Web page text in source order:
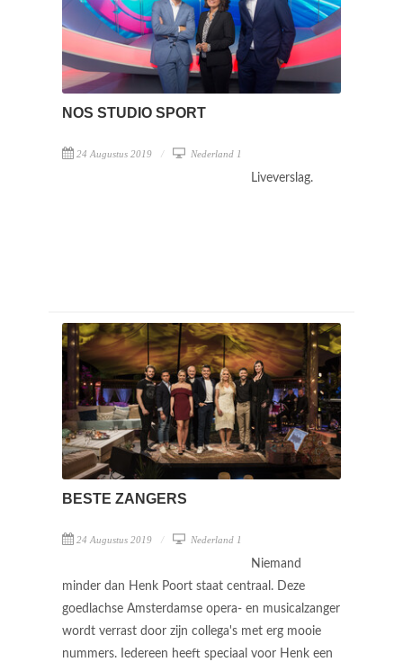
NOS STUDIO SPORT
24 Augustus 2019 Nederland 1
Liveverslag.
BESTE ZANGERS
24 Augustus 2019 Nederland 1
Niemand
minder dan Henk Poort staat centraal. Deze
goedlachse Amsterdamse opera- en musicalzanger
wordt verrast door zijn collega's met erg mooie
nummers. Iedereen heeft speciaal voor Henk een